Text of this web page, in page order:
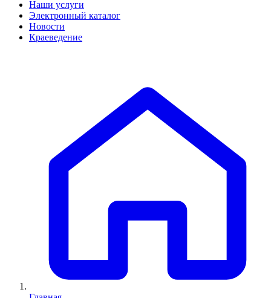
Наши услуги
Электронный каталог
Новости
Краеведение